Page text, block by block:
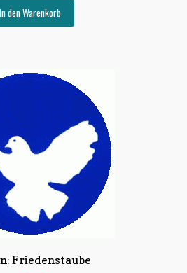
In den Warenkorb
Friedenstaube